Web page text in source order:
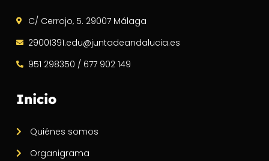
C/ Cerrojo, 5. 29007 Málaga
29001391.edu@juntadeandalucia.es
951 298350 / 677 902 149
Inicio
Quiénes somos
Organigrama